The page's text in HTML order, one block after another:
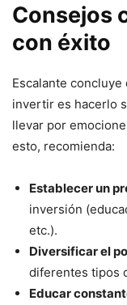
Consejos
con éxito
Escalante
invertir es hacerlo
llevar por
esto, recomienda:
Establecer un
inversión
etc.).
Diversificar el
diferentes tipos
Educar